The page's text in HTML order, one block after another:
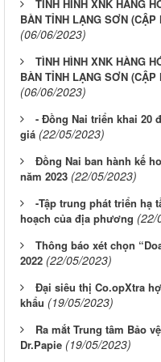
TÌNH HÌNH XNK HÀNG
BÀN TỈNH LẠNG SƠN (CẬP
(06/06/2023)
TÌNH HÌNH XNK HÀNG
BÀN TỈNH LẠNG SƠN (CẬP
(06/06/2023)
- Đồng Nai triển khai 20
giá (22/05/2023)
Đồng Nai ban hành kế
năm 2023 (22/05/2023)
-Tập trung phát triển
hoạch của địa phương (22/
Thông báo xét chọn
2022 (22/05/2023)
Đại siêu thị Co.opXtra
khẩu (19/05/2023)
Ra mắt Trung tâm Bảo
Dr.Papie (19/05/2023)